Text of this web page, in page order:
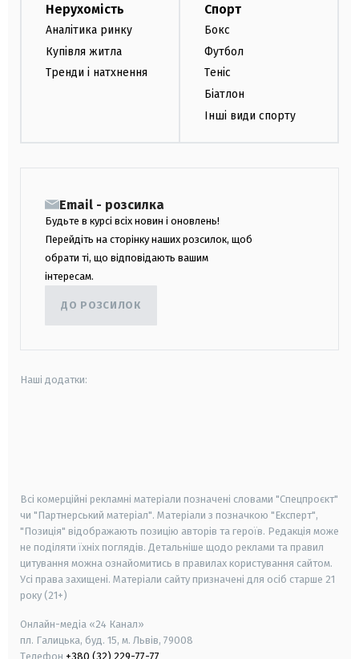
Нерухомість
Аналітика ринку
Купівля житла
Тренди і натхнення
Спорт
Бокс
Футбол
Теніс
Біатлон
Інші види спорту
Email - розсилка
Будьте в курсі всіх новин і оновлень!
Перейдіть на сторінку наших розсилок, щоб
обрати ті, що відповідають вашим
інтересам.
ДО РОЗСИЛОК
Наші додатки:
Всі комерційні рекламні матеріали позначені словами "Спецпроєкт"
чи "Партнерський матеріал". Матеріали з позначкою "Експерт",
"Позиція" відображають позицію авторів та героїв. Редакція може
не поділяти їхніх поглядів. Детальніше щодо реклами та правил
цитування можна ознайомитись в правилах користування сайтом.
Усі права захищені. Матеріали сайту призначені для осіб старше 21
року (21+)
Онлайн-медіа «24 Канал»
пл. Галицька, буд. 15, м. Львів, 79008
Телефон +380 (32) 229-77-77